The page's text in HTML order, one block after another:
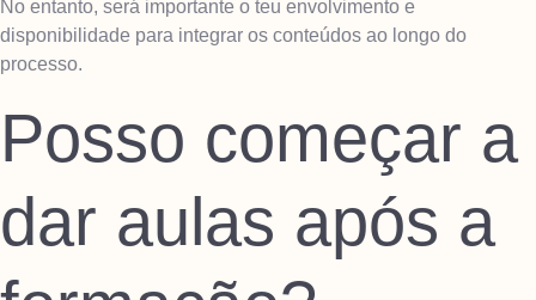
No entanto, será importante o teu envolvimento e
disponibilidade para integrar os conteúdos ao longo do
processo.
Posso começar a
dar aulas após a